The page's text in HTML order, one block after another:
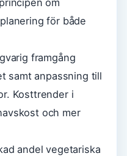
om
för både
framgång
samt anpassning till
Kosttrender i
och mer
andel vegetariska